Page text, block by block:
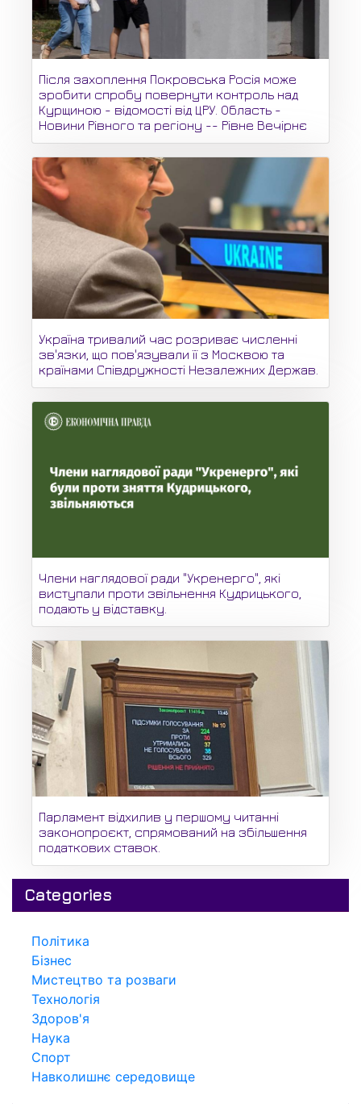
Після захоплення Покровська Росія може
зробити спробу повернути контроль над
Курщиною - відомості від ЦРУ. Область -
Новини Рівного та регіону -- Рівне Вечірнє
Україна тривалий час розриває численні
зв'язки, що пов'язували її з Москвою та
країнами Співдружності Незалежних Держав.
Члени наглядової ради "Укренерго", які
виступали проти звільнення Кудрицького,
подають у відставку.
Парламент відхилив у першому читанні
законопроєкт, спрямований на збільшення
податкових ставок.
Categories
Політика
Бізнес
Мистецтво та розваги
Технологія
Здоров'я
Наука
Спорт
Навколишнє середовище